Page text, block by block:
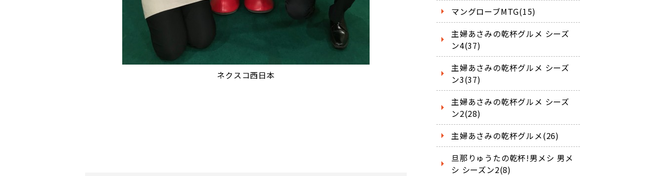
ネクスコ西日本
マングローブMTG(15)
主婦あさみの乾杯グルメ シーズ
ン4(37)
主婦あさみの乾杯グルメ シーズ
ン3(37)
主婦あさみの乾杯グルメ シーズ
ン2(28)
主婦あさみの乾杯グルメ(26)
旦那りゅうたの乾杯!男メシ 男メ
シ シーズン2(8)